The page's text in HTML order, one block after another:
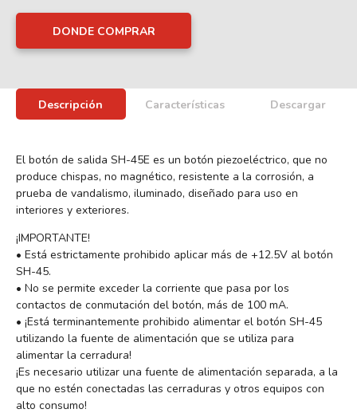
DONDE COMPRAR
Descripción Características Descargar
El botón de salida SH-45E es un botón piezoeléctrico, que no
produce chispas, no magnético, resistente a la corrosión, a
prueba de vandalismo, iluminado, diseñado para uso en
interiores y exteriores.
¡IMPORTANTE!
• Está estrictamente prohibido aplicar más de +12.5V al botón
SH-45.
• No se permite exceder la corriente que pasa por los
contactos de conmutación del botón, más de 100 mA.
• ¡Está terminantemente prohibido alimentar el botón SH-45
utilizando la fuente de alimentación que se utiliza para
alimentar la cerradura!
¡Es necesario utilizar una fuente de alimentación separada, a la
que no estén conectadas las cerraduras y otros equipos con
alto consumo!